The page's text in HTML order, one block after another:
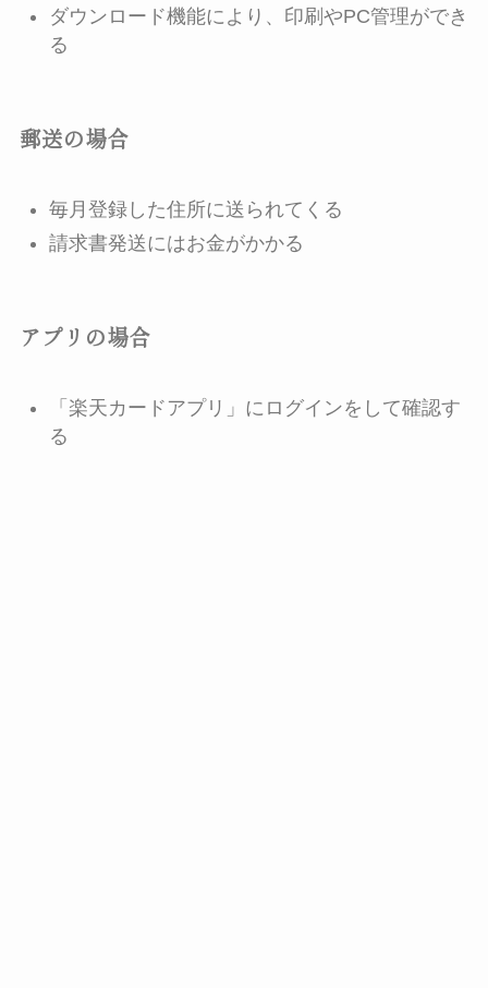
ダウンロード機能により、印刷やPC管理ができ
る
郵送の場合
毎月登録した住所に送られてくる
請求書発送にはお金がかかる
アプリの場合
「楽天カードアプリ」にログインをして確認す
る